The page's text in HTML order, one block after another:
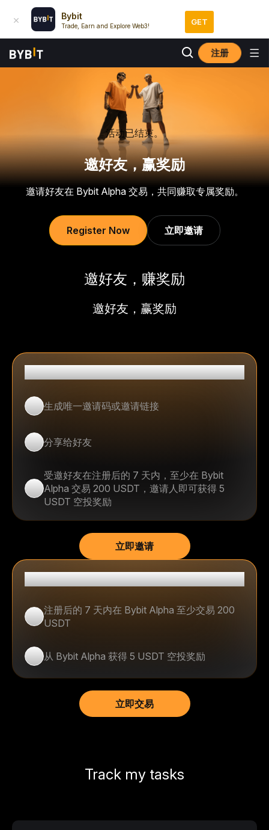
Bybit
Trade, Earn and Explore Web3! GET
注册
活动已结束。
邀好友，赢奖励
邀请好友在 Bybit Alpha 交易，共同赚取专属奖励。
Register Now 立即邀请
邀好友，赚奖励
邀好友，赢奖励
邀请人
1 生成唯一邀请码或邀请链接
2 分享给好友
3
受邀好友在注册后的 7 天内，至少在 Bybit
Alpha 交易 200 USDT，邀请人即可获得 5
USDT 空投奖励
立即邀请
受邀好友
1
注册后的 7 天内在 Bybit Alpha 至少交易 200
USDT
2 从 Bybit Alpha 获得 5 USDT 空投奖励
立即交易
Track my tasks